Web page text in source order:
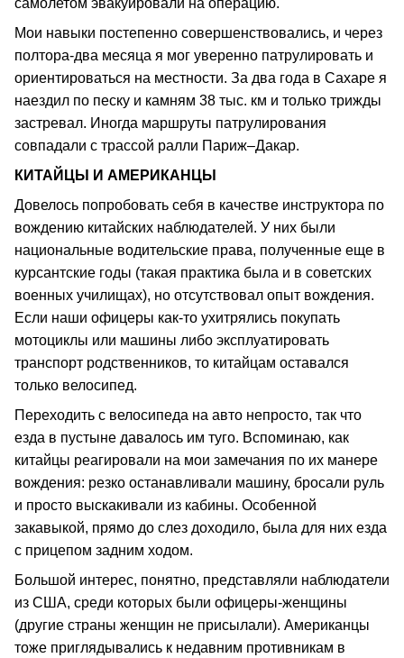
самолетом эвакуировали на операцию.
Мои навыки постепенно совершенствовались, и через
полтора-два месяца я мог уверенно патрулировать и
ориентироваться на местности. За два года в Сахаре я
наездил по песку и камням 38 тыс. км и только трижды
застревал. Иногда маршруты патрулирования
совпадали с трассой ралли Париж–Дакар.
КИТАЙЦЫ И АМЕРИКАНЦЫ
Довелось попробовать себя в качестве инструктора по
вождению китайских наблюдателей. У них были
национальные водительские права, полученные еще в
курсантские годы (такая практика была и в советских
военных училищах), но отсутствовал опыт вождения.
Если наши офицеры как-то ухитрялись покупать
мотоциклы или машины либо эксплуатировать
транспорт родственников, то китайцам оставался
только велосипед.
Переходить с велосипеда на авто непросто, так что
езда в пустыне давалось им туго. Вспоминаю, как
китайцы реагировали на мои замечания по их манере
вождения: резко останавливали машину, бросали руль
и просто выскакивали из кабины. Особенной
закавыкой, прямо до слез доходило, была для них езда
с прицепом задним ходом.
Большой интерес, понятно, представляли наблюдатели
из США, среди которых были офицеры-женщины
(другие страны женщин не присылали). Американцы
тоже приглядывались к недавним противникам в